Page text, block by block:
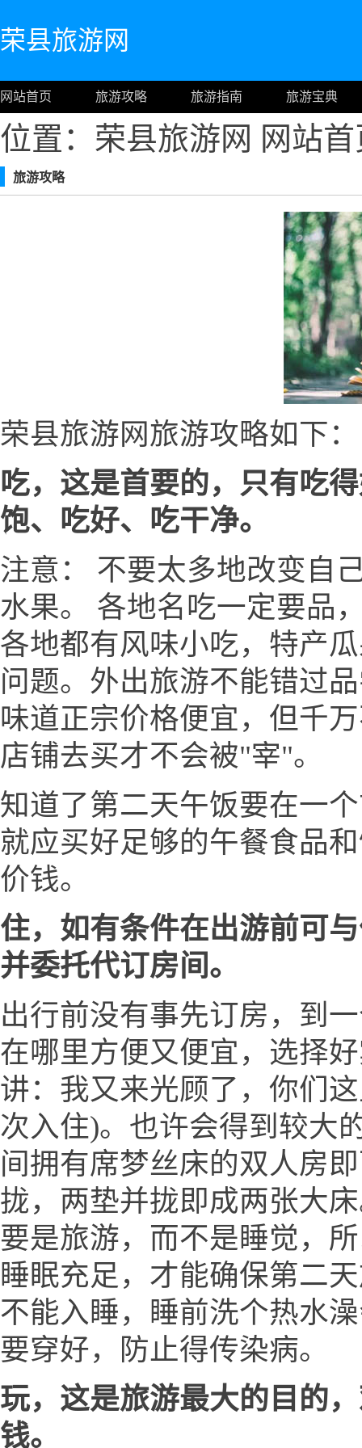
荣县旅游网
网站首页 旅游攻略 旅游指南 旅游宝典
位置：荣县旅游网 网站
旅游攻略
荣县旅游网旅游攻略如下：
吃，这是首要的，只有吃
饱、吃好、吃干净。
注意： 不要太多地改变自
水果。 各地名吃一定要品
各地都有风味小吃，特产
问题。外出旅游不能错过
味道正宗价格便宜，但千
店铺去买才不会被"宰"。
知道了第二天午饭要在一
就应买好足够的午餐食品
价钱。
住，如有条件在出游前可
并委托代订房间。
出行前没有事先订房，到
在哪里方便又便宜，选择
讲：我又来光顾了，你们
次入住)。也许会得到较大
间拥有席梦丝床的双人房
拢，两垫并拢即成两张大
要是旅游，而不是睡觉，
睡眠充足，才能确保第二
不能入睡，睡前洗个热水
要穿好，防止得传染病。
玩，这是旅游最大的目的
钱。